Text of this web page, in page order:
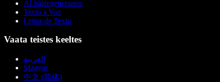
AI häälegeneraator
Texto a Voz
Leitor de Texto
Vaata teistes keeltes
العربية
Magyar
中文 (简体)